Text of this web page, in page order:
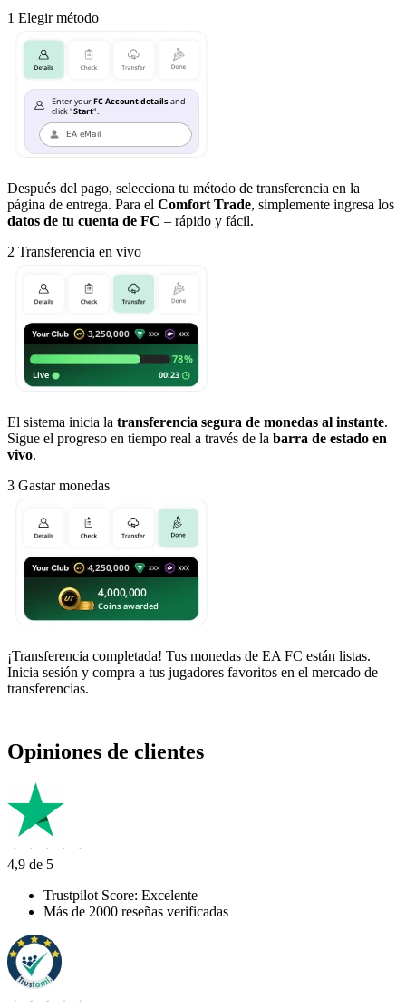
1 Elegir método
Después del pago, selecciona tu método de transferencia en la
página de entrega. Para el Comfort Trade, simplemente ingresa los
datos de tu cuenta de FC – rápido y fácil.
2 Transferencia en vivo
El sistema inicia la transferencia segura de monedas al instante.
Sigue el progreso en tiempo real a través de la barra de estado en
vivo.
3 Gastar monedas
¡Transferencia completada! Tus monedas de EA FC están listas.
Inicia sesión y compra a tus jugadores favoritos en el mercado de
transferencias.
Opiniones de clientes
4,9 de 5
Trustpilot Score: Excelente
Más de 2000 reseñas verificadas